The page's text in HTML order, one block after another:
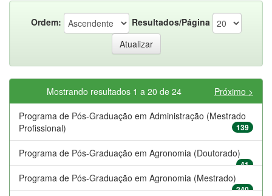
Ordem: Resultados/Página
Mostrando resultados 1 a 20 de 24
Próximo >
Programa de Pós-Graduação em Administração (Mestrado
Profissional)
139
Programa de Pós-Graduação em Agronomia (Doutorado)
41
Programa de Pós-Graduação em Agronomia (Mestrado)
240